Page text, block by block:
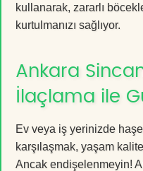
kullanarak, zararlı
kurtulmanızı sağlıyor.
Ankara
İlaçlama ile
Ev veya iş yerinizde
karşılaşmak, yaşam
Ancak endişelenmeyin!